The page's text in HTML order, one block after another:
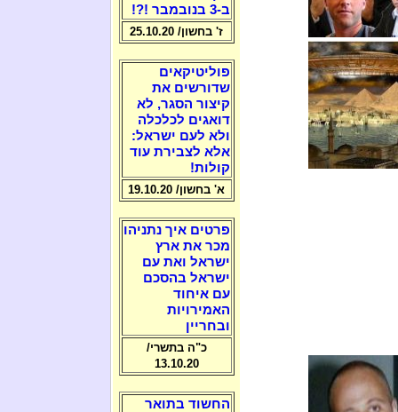
ב-3 בנובמבר !?!
ז' בחשון/ 25.10.20
פוליטיקאים
שדורשים את
קיצור הסגר, לא
דואגים לכלכלה
ולא לעם ישראל:
אלא לצבירת עוד
קולות!
א' בחשון/ 19.10.20
פרטים איך נתניהו
מכר את ארץ
ישראל ואת עם
ישראל בהסכם
עם איחוד
האמירויות
ובחריין
כ"ה בתשרי/
13.10.20
החשוד בתואר